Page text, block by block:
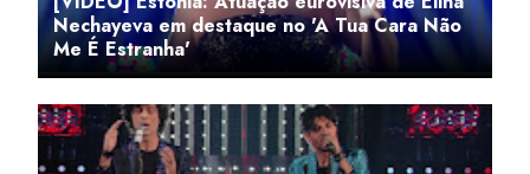
Nechayeva em destaque no 'A Tua Cara Não
Me É Estranha'